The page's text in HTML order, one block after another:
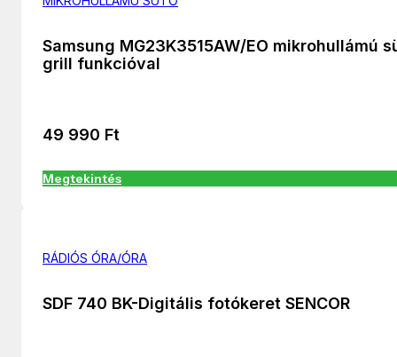
Samsung MG23K3515AW/EO mikrohullámú
grill funkcióval
49 990 Ft
Megtekintés
RÁDIÓS ÓRA/ÓRA
SDF 740 BK-Digitális fotókeret SENCOR